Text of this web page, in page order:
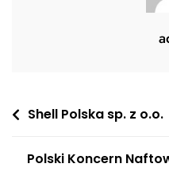
Nawigacja
Shell Polska sp. z o.o.
Polski Koncern